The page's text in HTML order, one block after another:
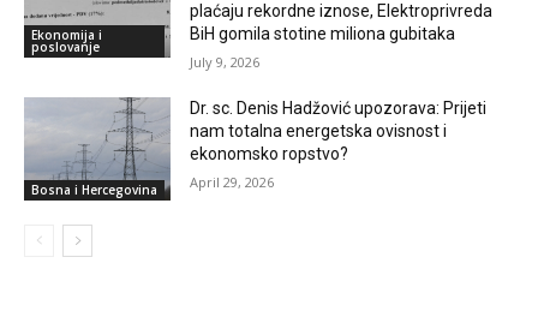
Ekonomija i
poslovanje
plaćaju rekordne iznose, Elektroprivreda
BiH gomila stotine miliona gubitaka
July 9, 2026
Bosna i Hercegovina
Dr. sc. Denis Hadžović upozorava: Prijeti
nam totalna energetska ovisnost i
ekonomsko ropstvo?
April 29, 2026